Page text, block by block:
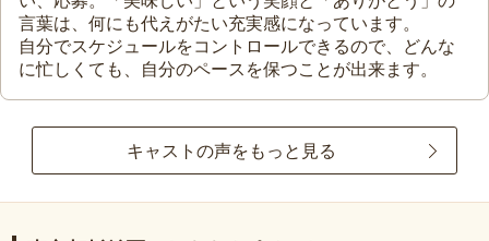
言葉は、何にも代えがたい充実感になっています。
自分でスケジュールをコントロールできるので、どんな
に忙しくても、自分のペースを保つことが出来ます。
キャストの声をもっと見る